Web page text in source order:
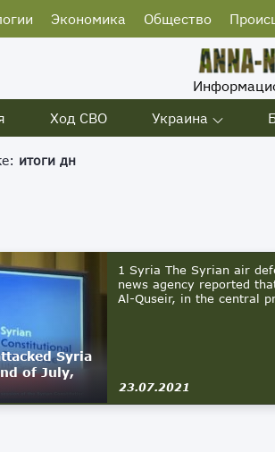
Экономика Общество
Ход СВО Украина
итоги дн
Syria
of July,
1 Syria The Syrian air
news agency reported
Al-Quseir, in the central
23.07.2021